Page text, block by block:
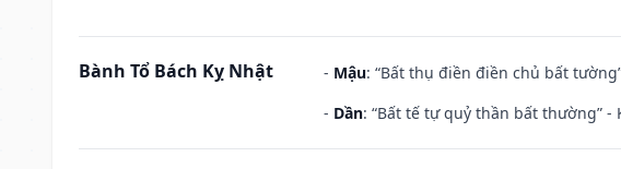
Bành Tổ Bách Kỵ Nhật - Mậu: “Bất thụ điền điền chủ bất
- Dần: “Bất tế tự quỷ thần bất thường”